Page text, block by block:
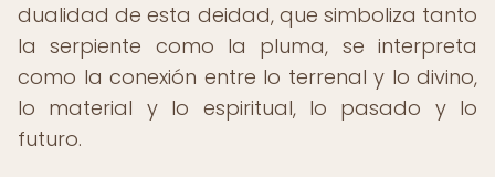
dualidad de esta deidad, que simboliza tanto
la serpiente como la pluma, se interpreta
como la conexión entre lo terrenal y lo divino,
lo material y lo espiritual, lo pasado y lo
futuro.